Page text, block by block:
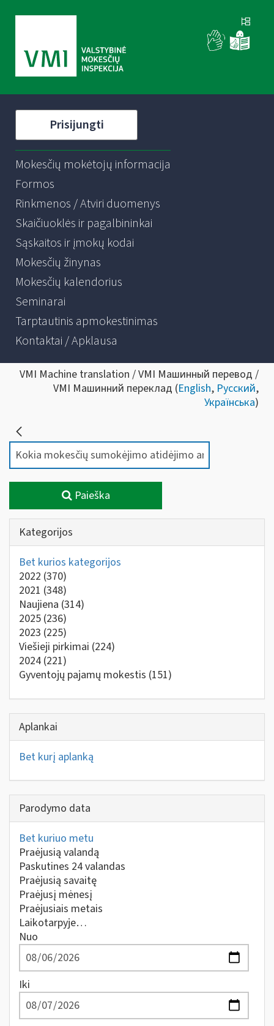
Prisijungti
Mokesčių mokėtojų informacija
Formos
Rinkmenos / Atviri duomenys
Skaičiuoklės ir pagalbininkai
Sąskaitos ir įmokų kodai
Mokesčių žinynas
Mokesčių kalendorius
Seminarai
Tarptautinis apmokestinimas
Kontaktai / Apklausa
VMI Machine translation / VMI Машинный перевод /
VMI Машинний переклад (English, Русский,
Українська)
Paieška
Kategorijos
Bet kurios kategorijos
2022 (370)
2021 (348)
Naujiena (314)
2025 (236)
2023 (225)
Viešieji pirkimai (224)
2024 (221)
Gyventojų pajamų mokestis (151)
Aplankai
Bet kurį aplanką
Parodymo data
Bet kuriuo metu
Praėjusią valandą
Paskutines 24 valandas
Praėjusią savaitę
Praėjusį mėnesį
Praėjusiais metais
Laikotarpyje…
Nuo
Iki